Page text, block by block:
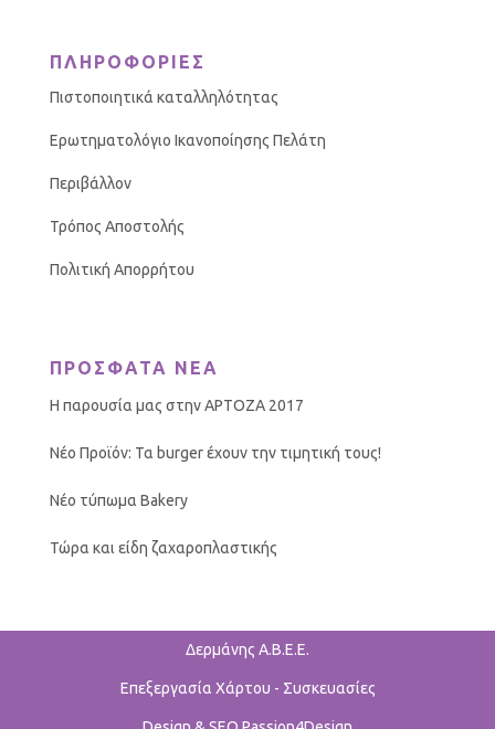
ΠΛΗΡΟΦΟΡΙΕΣ
Πιστοποιητικά καταλληλότητας
Ερωτηματολόγιο Ικανοποίησης Πελάτη
Περιβάλλον
Τρόπος Αποστολής
Πολιτική Απορρήτου
ΠΡΟΣΦΑΤΑ ΝΕΑ
Η παρουσία μας στην ΑΡΤΟΖΑ 2017
Νέο Προϊόν: Τα burger έχουν την τιμητική τους!
Νέο τύπωμα Bakery
Τώρα και είδη ζαχαροπλαστικής
Δερμάνης Α.Β.Ε.Ε.
Επεξεργασία Χάρτου - Συσκευασίες